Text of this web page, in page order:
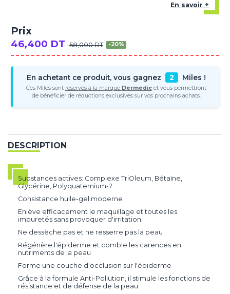
En savoir +
Prix
46,400 DT 58,000 DT -20%
En achetant ce produit, vous gagnez 2 Miles !
Ces Miles sont réservés à la marque Dermedicet vous permettront
de bénéficier de réductions exclusives sur vos prochains achats.
DESCRIPTION
Substances actives: Complexe TriOleum, Bétaïne,
Glycérine, Polyquaternium-7
Consistance huile-gel moderne
Enlève efficacement le maquillage et toutes les
impuretés sans provoquer d'irritation.
Ne dessèche pas et ne resserre pas la peau
Régénère l'épiderme et comble les carences en
nutriments de la peau
Forme une couche d'occlusion sur l'épiderme
Grâce à la formule Anti-Pollution, il stimule les fonctions de
résistance et de défense de la peau.